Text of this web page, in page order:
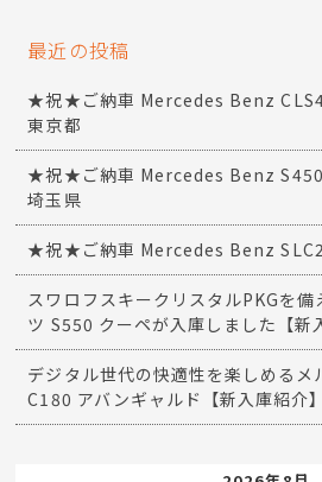
最近の投稿
★祝★ご納車 Mercedes Benz
東京都
★祝★ご納車 Mercedes Benz
埼玉県
★祝★ご納車 Mercedes Benz
スワロフスキークリスタルPKGを
ツ S550 クーペが入庫しました【新
デジタル世代の快適性を楽しめるメ
C180 アバンギャルド【新入庫紹介】